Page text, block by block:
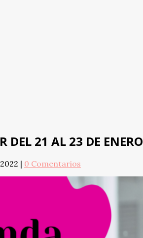
DEL 21 AL 23 DE ENERO
| 0 Comentarios